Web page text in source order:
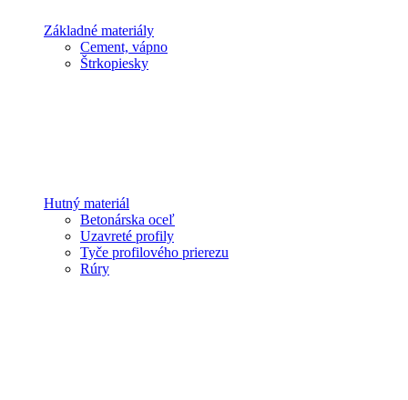
Základné materiály
Cement, vápno
Štrkopiesky
Hutný materiál
Betonárska oceľ
Uzavreté profily
Tyče profilového prierezu
Rúry